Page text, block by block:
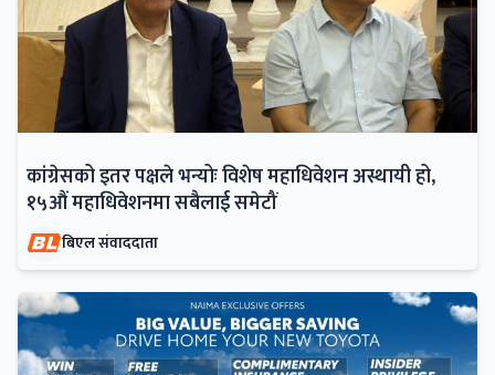
कांग्रेसको इतर पक्षले भन्योः विशेष महाधिवेशन अस्थायी हो,
१५औं महाधिवेशनमा सबैलाई समेटौं
बिएल संवाददाता